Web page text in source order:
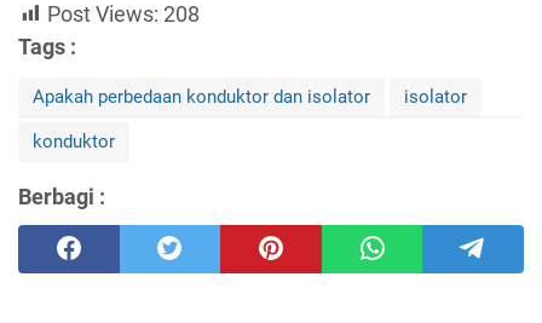
Post Views: 208
Tags :
Apakah perbedaan konduktor dan isolator isolator
konduktor
Berbagi :